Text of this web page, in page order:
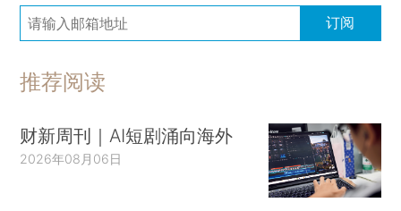
订阅
推荐阅读
财新周刊｜AI短剧涌向海外
2026年08月06日